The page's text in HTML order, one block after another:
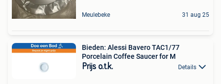
Meulebeke 31 aug 25
Bieden: Alessi Bavero TAC1/77
Porcelain Coffee Saucer for M
Prijs o.t.k. Details